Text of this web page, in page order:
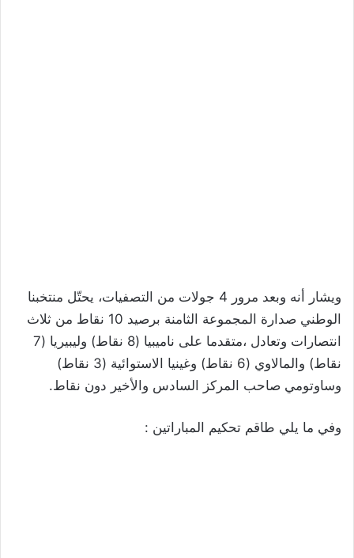
ويشار أنه وبعد مرور 4 جولات من التصفيات، يحتّل منتخبنا
الوطني صدارة المجموعة الثامنة برصيد 10 نقاط من ثلاث
انتصارات وتعادل ،متقدما على ناميبيا (8 نقاط) وليبيريا (7
نقاط) والمالاوي (6 نقاط) وغينيا الاستوائية (3 نقاط)
وساوتومي صاحب المركز السادس والأخير دون نقاط.
وفي ما يلي طاقم تحكيم المباراتين :